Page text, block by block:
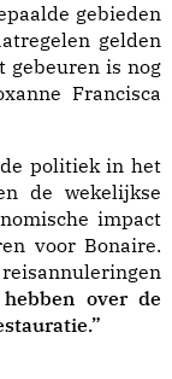
gebieden
gelden
gebeuren is nog
Francisca
politiek in het
de wekelijkse
impact
voor Bonaire.
over de